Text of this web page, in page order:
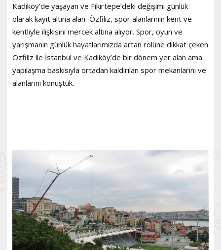
Kadıköy’de yaşayan ve Fikirtepe’deki değişimi günlük
olarak kayıt altına alan Özfiliz, spor alanlarının kent ve
kentliyle ilişkisini mercek altına alıyor. Spor, oyun ve
yarışmanın günlük hayatlarımızda artan rolüne dikkat çeken
Özfiliz ile İstanbul ve Kadıköy’de bir dönem yer alan ama
yapılaşma baskısıyla ortadan kaldırılan spor mekanlarını ve
alanlarını konuştuk.